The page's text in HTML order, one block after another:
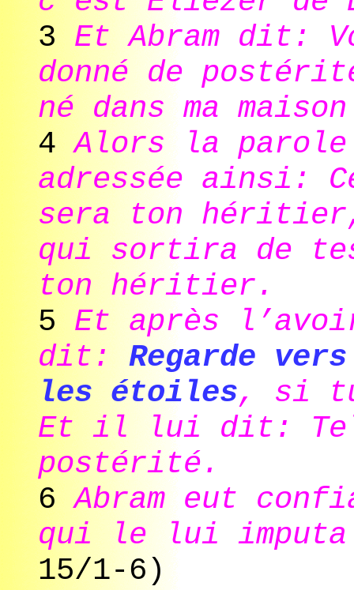
3 Et Abram dit:
donné de
né dans ma
4Alors la
adressée ainsi:
sera ton
qui sortira de
ton héritier.
5 Et après
dit: Regarde
les étoiles, si tu
Et il lui dit:
postérité.
6Abram eut
qui le lui
15/1-6)